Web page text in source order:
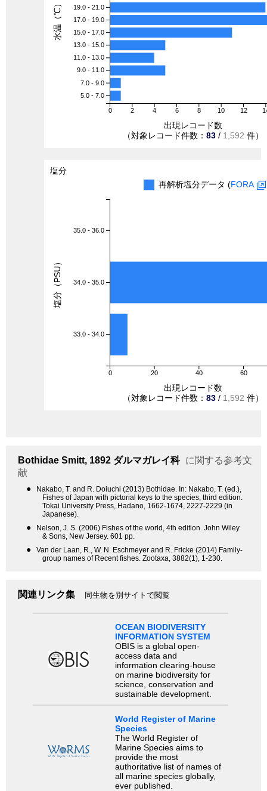
0 2 4 6 8 10 12
19.0 - 21.0
17.0 - 19.0
15.0 - 17.0
13.0 - 15.0
11.0 - 13.0
9.0 - 11.0
7.0 - 9.0
5.0 - 7.0
出現レコード数
（対象レコード件数： 83 / 1,592 件）
水温（℃）
塩分
再解析塩分データ (FORA
0 20 40 60
35.0 - 36.0
34.0 - 35.0
33.0 - 34.0
出現レコード数
（対象レコード件数： 83 / 1,592 件）
塩分（PSU）
Bothidae Smitt, 1892 ダルマガレイ科 に関する参考文
献
●
Nakabo, T. and R. Doiuchi (2013) Bothidae. In: Nakabo, T. (ed.),
Fishes of Japan with pictorial keys to the species, third edition.
Tokai University Press, Hadano, 1662-1674, 2227-2229 (in
Japanese).
●
Nelson, J. S. (2006) Fishes of the world, 4th edition. John Wiley
& Sons, New Jersey. 601 pp.
●
Van der Laan, R., W. N. Eschmeyer and R. Fricke (2014) Family-
group names of Recent fishes. Zootaxa, 3882(1), 1-230.
関連リンク集 同生物を別サイトで閲覧
OCEAN BIODIVERSITY
INFORMATION SYSTEM
OBIS is a global open-
access data and
information clearing-house
on marine biodiversity for
science, conservation and
sustainable development.
World Register of Marine
Species
The World Register of
Marine Species aims to
provide the most
authoritative list of names of
all marine species globally,
ever published.